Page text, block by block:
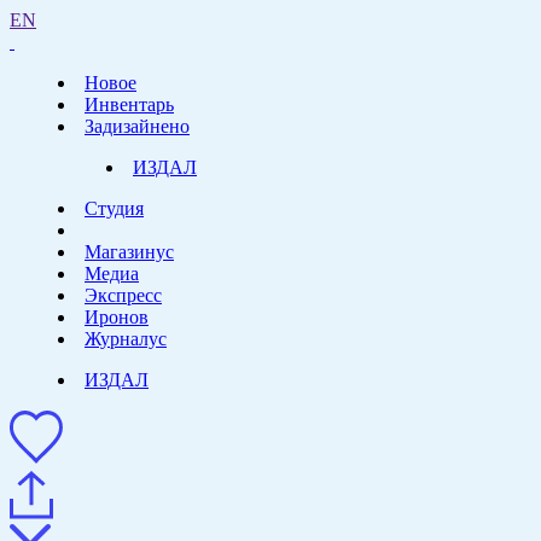
EN
Новое
Инвентарь
Задизайнено
ИЗДАЛ
Студия
Магазинус
Медиа
Экспресс
Иронов
Журналус
ИЗДАЛ